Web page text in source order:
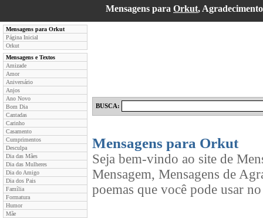
Mensagens para Orkut,
Mensagens para Orkut
Página Inicial
Orkut
Mensagens e Textos
Amizade
Amor
Aniversário
Anjos
Ano Novo
Bom Dia
Cantadas
Carinho
Casamento
Cumprimentos
Desculpa
Dia das Mães
Dia das Mulheres
Dia do Amigo
Dia dos Pais
Família
Formatura
Humor
Mãe
BUSCA:
Mensagens para Orkut
Seja bem-vindo ao site de
Mensagem, Mensagens de
poemas que você pode usar